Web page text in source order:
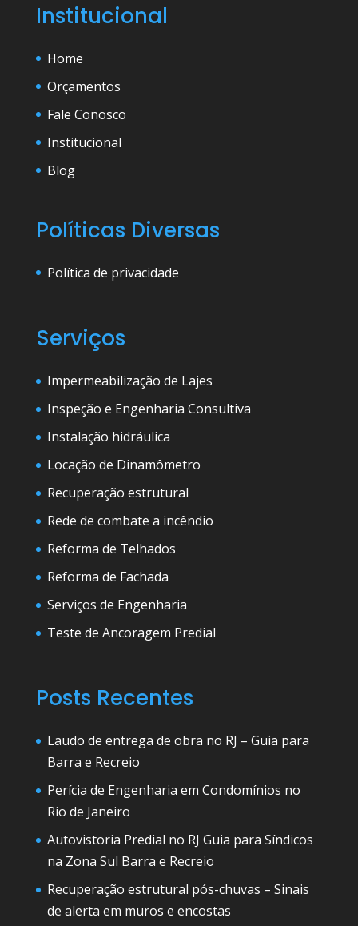
Institucional
Home
Orçamentos
Fale Conosco
Institucional
Blog
Políticas Diversas
Política de privacidade
Serviços
Impermeabilização de Lajes
Inspeção e Engenharia Consultiva
Instalação hidráulica
Locação de Dinamômetro
Recuperação estrutural
Rede de combate a incêndio
Reforma de Telhados
Reforma de Fachada
Serviços de Engenharia
Teste de Ancoragem Predial
Posts Recentes
Laudo de entrega de obra no RJ – Guia para
Barra e Recreio
Perícia de Engenharia em Condomínios no
Rio de Janeiro
Autovistoria Predial no RJ Guia para Síndicos
na Zona Sul Barra e Recreio
Recuperação estrutural pós-chuvas – Sinais
de alerta em muros e encostas